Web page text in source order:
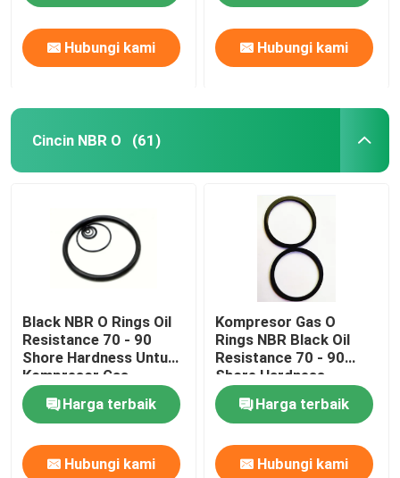
Hubungi kami Hubungi kami
Cincin NBR O (61)
Black NBR O Rings Oil
Resistance 70 - 90
Shore Hardness Untuk
Kompresor Gas
Harga terbaik
Hubungi kami
Kompresor Gas O
Rings NBR Black Oil
Resistance 70 - 90
Shore Hardness
Harga terbaik
Hubungi kami